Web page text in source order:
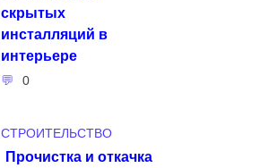
скрытых
инсталляций в
интерьере
0
СТРОИТЕЛЬСТВО
Прочистка и откачка